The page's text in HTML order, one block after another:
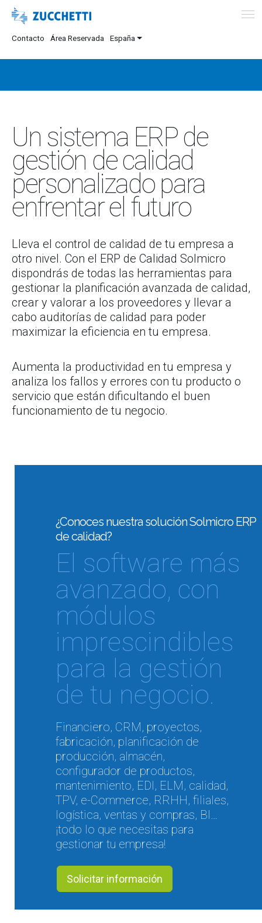
Contacto Área Reservada España
Un sistema ERP de
gestión de calidad
personalizado para
enfrentar el futuro
Lleva el control de calidad de tu empresa a
otro nivel. Con el ERP de Calidad Solmicro
dispondrás de todas las herramientas para
gestionar la planificación avanzada de calidad,
crear y valorar a los proveedores y llevar a
cabo auditorías de calidad para poder
maximizar la eficiencia en tu empresa.
Aumenta la productividad en tu empresa y
analiza los fallos y errores con tu producto o
servicio que están dificultando el buen
funcionamiento de tu negocio.
¿Conoces nuestra solución Solmicro ERP
de calidad?
El software más
avanzado, con
módulos
imprescindibles
para la gestión
de tu negocio.
Financiero, CRM, proyectos,
fabricación, planificación de
producción, almacén,
configurador de productos,
mantenimiento, EDI, ELM, calidad,
TPV, e-Commerce, RRHH, filiales,
logística, ventas y compras, BI…
¡todo lo que necesitas para
gestionar tu empresa!
Solicitar información